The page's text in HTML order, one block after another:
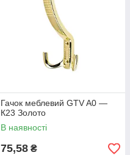
Гачок меблевий GTV A0 —
К23 Золото
В наявності
75,58 ₴